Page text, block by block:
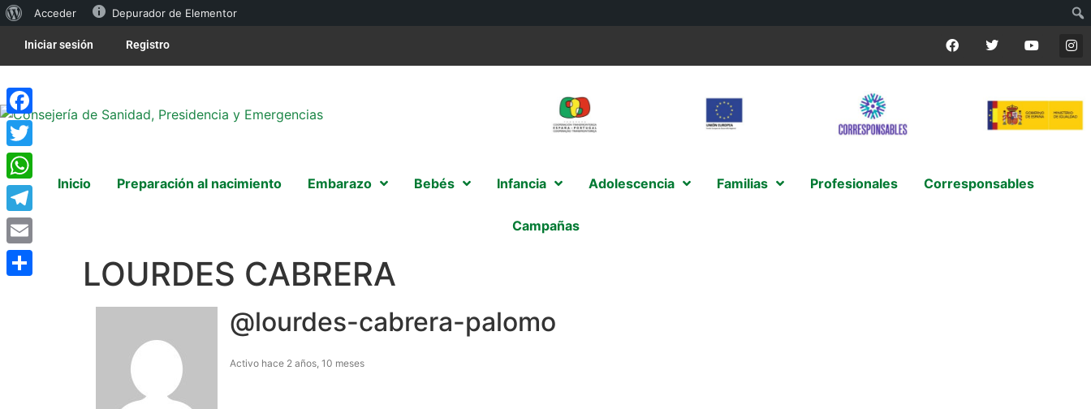
Acceder Depurador de Elementor
Iniciar sesión Registro
Inicio Preparación al nacimiento Embarazo Bebés Infancia Adolescencia Familias Profesionales Corresponsables
Campañas
LOURDES CABRERA
@lourdes-cabrera-palomo
Activo hace 2 años, 10 meses
Facebook
Twitter
WhatsApp
Telegram
Email